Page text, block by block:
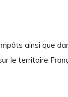
ainsi que
le territoire